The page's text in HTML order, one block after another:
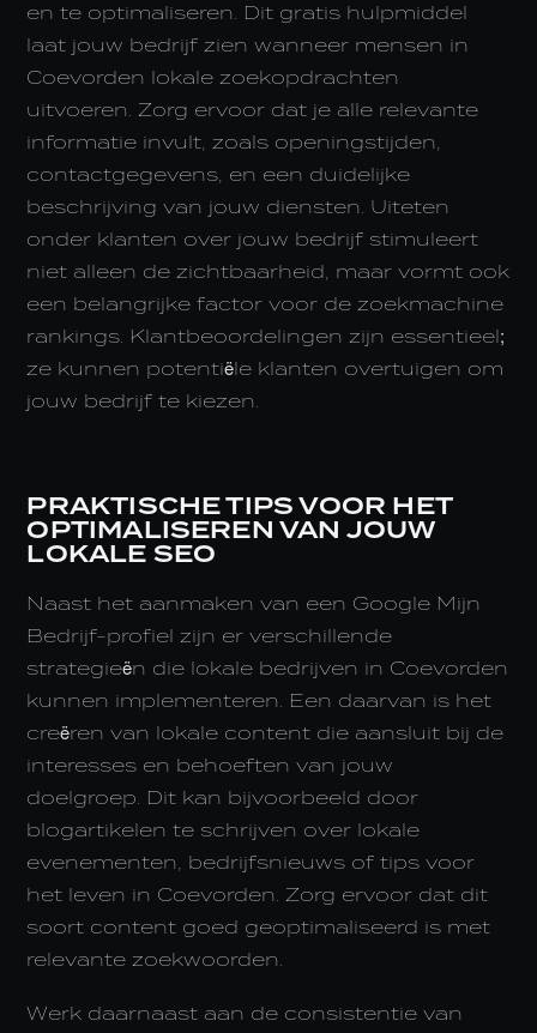
en te optimaliseren. Dit gratis hulpmiddel
laat jouw bedrijf zien wanneer mensen in
Coevorden lokale zoekopdrachten
uitvoeren. Zorg ervoor dat je alle relevante
informatie invult, zoals openingstijden,
contactgegevens, en een duidelijke
beschrijving van jouw diensten. Uiteten
onder klanten over jouw bedrijf stimuleert
niet alleen de zichtbaarheid, maar vormt ook
een belangrijke factor voor de zoekmachine
rankings. Klantbeoordelingen zijn essentieel;
ze kunnen potentiële klanten overtuigen om
jouw bedrijf te kiezen.
PRAKTISCHE TIPS VOOR HET
OPTIMALISEREN VAN JOUW
LOKALE SEO
Naast het aanmaken van een Google Mijn
Bedrijf-profiel zijn er verschillende
strategieën die lokale bedrijven in Coevorden
kunnen implementeren. Een daarvan is het
creëren van lokale content die aansluit bij de
interesses en behoeften van jouw
doelgroep. Dit kan bijvoorbeeld door
blogartikelen te schrijven over lokale
evenementen, bedrijfsnieuws of tips voor
het leven in Coevorden. Zorg ervoor dat dit
soort content goed geoptimaliseerd is met
relevante zoekwoorden.
Werk daarnaast aan de consistentie van